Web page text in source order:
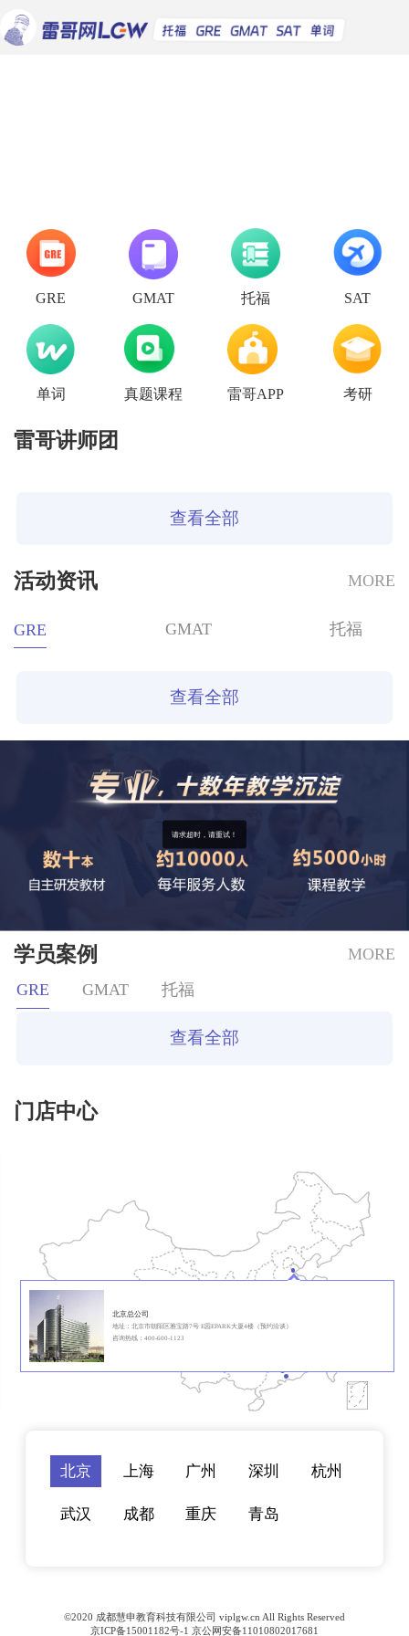
GRE GMAT 托福 SAT
单词 真题课程 雷哥APP 考研
雷哥讲师团
查看全部
活动资讯 MORE
GRE GMAT 托福
查看全部
学员案例
MORE
GRE
GMAT 托福
查看全部
门店中心
北京总公司
地址：北京市朝阳区雅宝路7号 E园EPARK大厦4楼（预约洽谈）
咨询热线：400-600-1123
北京 上海 广州 深圳 杭州
武汉 成都 重庆 青岛
©2020 成都慧申教育科技有限公司 viplgw.cn All Rights Reserved
京ICP备15001182号-1 京公网安备11010802017681
请求超时，请重试！